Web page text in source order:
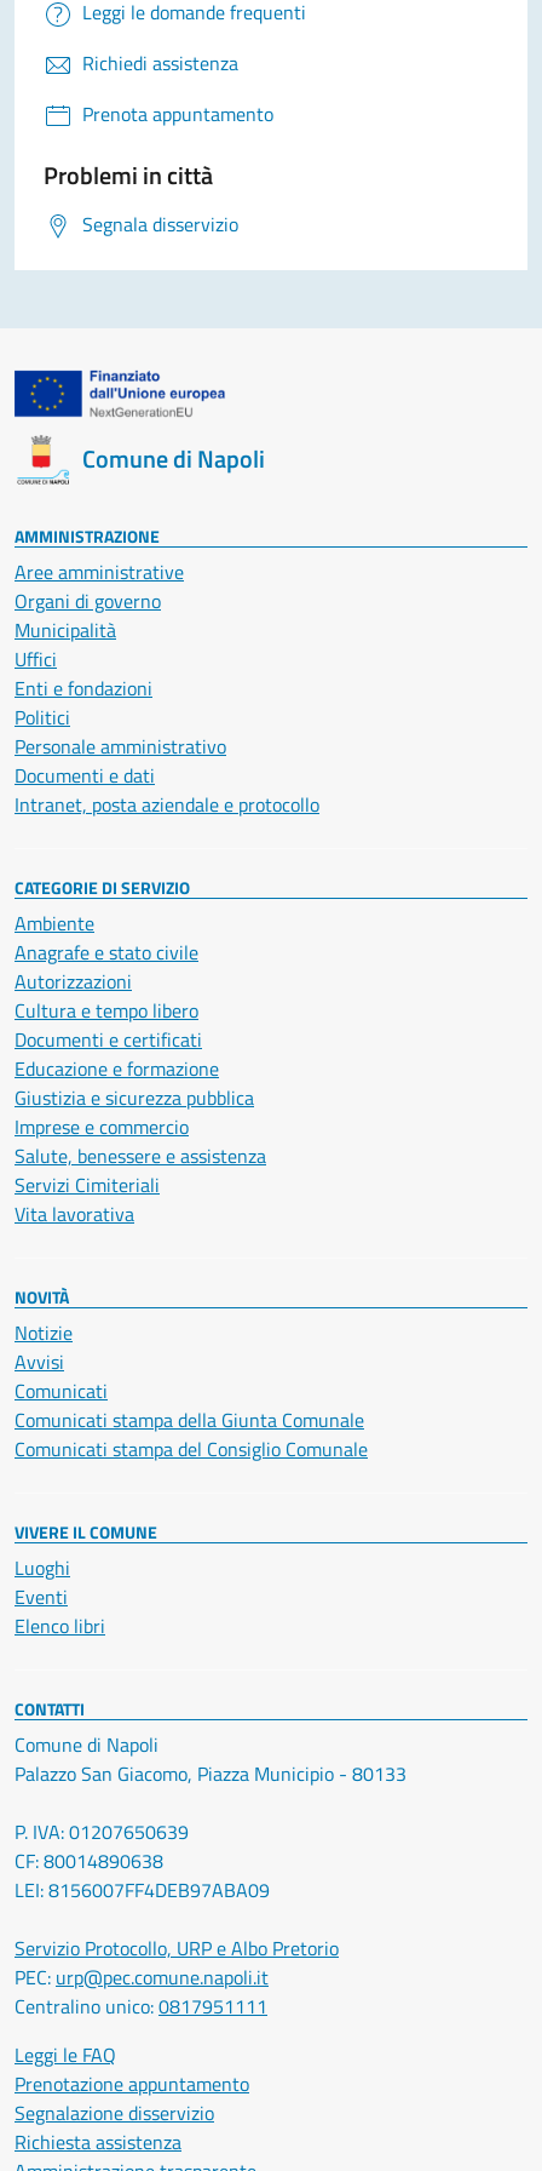
Leggi le domande frequenti
Richiedi assistenza
Prenota appuntamento
Problemi in città
Segnala disservizio
Comune di Napoli
AMMINISTRAZIONE
Aree amministrative
Organi di governo
Municipalità
Uffici
Enti e fondazioni
Politici
Personale amministrativo
Documenti e dati
Intranet, posta aziendale e protocollo
CATEGORIE DI SERVIZIO
Ambiente
Anagrafe e stato civile
Autorizzazioni
Cultura e tempo libero
Documenti e certificati
Educazione e formazione
Giustizia e sicurezza pubblica
Imprese e commercio
Salute, benessere e assistenza
Servizi Cimiteriali
Vita lavorativa
NOVITÀ
Notizie
Avvisi
Comunicati
Comunicati stampa della Giunta Comunale
Comunicati stampa del Consiglio Comunale
VIVERE IL COMUNE
Luoghi
Eventi
Elenco libri
CONTATTI
Comune di Napoli
Palazzo San Giacomo, Piazza Municipio - 80133
P. IVA: 01207650639
CF: 80014890638
LEI: 8156007FF4DEB97ABA09
Servizio Protocollo, URP e Albo Pretorio
PEC: urp@pec.comune.napoli.it
Centralino unico:0817951111
Leggi le FAQ
Prenotazione appuntamento
Segnalazione disservizio
Richiesta assistenza